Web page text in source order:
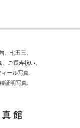
、七五三、
ご長寿祝い、
ール写真、
証明写真、